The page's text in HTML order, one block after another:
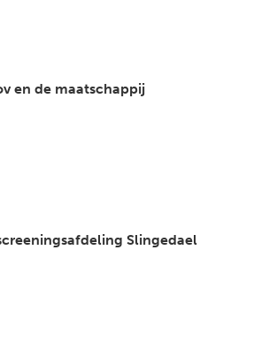
en de maatschappij
Slingedael